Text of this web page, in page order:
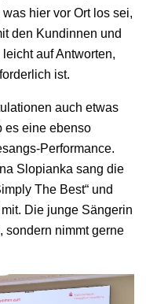
hier vor Ort los sei,
den Kundinnen und
auf Antworten,
ist.
auch etwas
es eine ebenso
Performance.
Slopianka sang die
The Best“ und
Die junge Sängerin
sondern nimmt gerne